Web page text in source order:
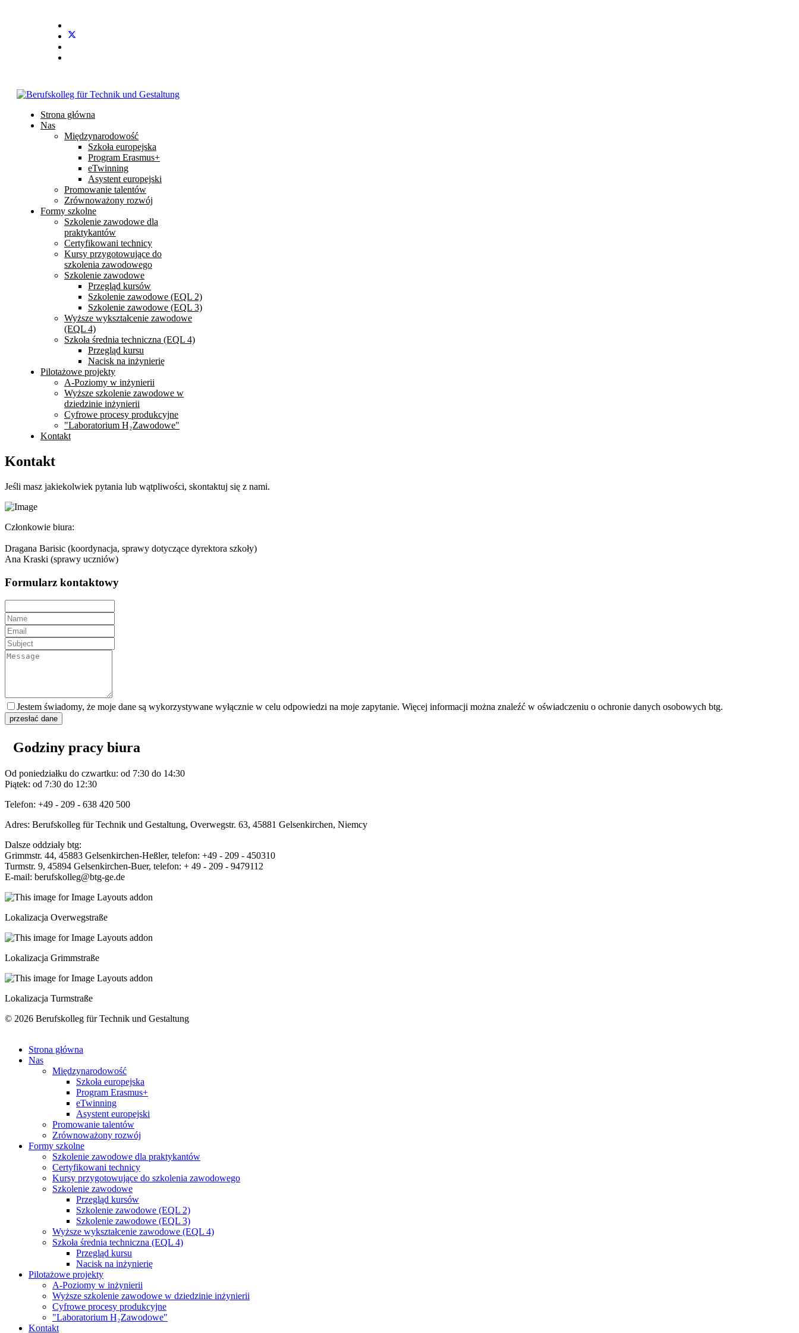
Strona główna
Nas
Międzynarodowość
Szkoła europejska
Program Erasmus+
eTwinning
Asystent europejski
Promowanie talentów
Zrównoważony rozwój
Formy szkolne
Szkolenie zawodowe dla
praktykantów
Certyfikowani technicy
Kursy przygotowujące do
szkolenia zawodowego
Szkolenie zawodowe
Przegląd kursów
Szkolenie zawodowe (EQL 2)
Szkolenie zawodowe (EQL 3)
Wyższe wykształcenie zawodowe
(EQL 4)
Szkoła średnia techniczna (EQL 4)
Przegląd kursu
Nacisk na inżynierię
Pilotażowe projekty
A-Poziomy w inżynierii
Wyższe szkolenie zawodowe w
dziedzinie inżynierii
Cyfrowe procesy produkcyjne
"Laboratorium H₂Zawodowe"
Kontakt
Kontakt
Jeśli masz jakiekolwiek pytania lub wątpliwości, skontaktuj się z nami.
Członkowie biura:
Dragana Barisic (koordynacja, sprawy dotyczące dyrektora szkoły)
Ana Kraski (sprawy uczniów)
Formularz kontaktowy
Jestem świadomy, że moje dane są wykorzystywane wyłącznie w celu odpowiedzi na moje zapytanie. Więcej informacji można znaleźć w oświadczeniu o ochronie danych osobowych btg.
przesłać dane
Godziny pracy biura
Od poniedziałku do czwartku: od 7:30 do 14:30
Piątek: od 7:30 do 12:30
Telefon: +49 - 209 - 638 420 500
Adres: Berufskolleg für Technik und Gestaltung, Overwegstr. 63, 45881 Gelsenkirchen, Niemcy
Dalsze oddziały btg:
Grimmstr. 44, 45883 Gelsenkirchen-Heßler, telefon: +49 - 209 - 450310
Turmstr. 9, 45894 Gelsenkirchen-Buer, telefon: + 49 - 209 - 9479112
E-mail: berufskolleg@btg-ge.de
Lokalizacja Overwegstraße
Lokalizacja Grimmstraße
Lokalizacja Turmstraße
© 2026 Berufskolleg für Technik und Gestaltung
Strona główna
Nas
Międzynarodowość
Szkoła europejska
Program Erasmus+
eTwinning
Asystent europejski
Promowanie talentów
Zrównoważony rozwój
Formy szkolne
Szkolenie zawodowe dla praktykantów
Certyfikowani technicy
Kursy przygotowujące do szkolenia zawodowego
Szkolenie zawodowe
Przegląd kursów
Szkolenie zawodowe (EQL 2)
Szkolenie zawodowe (EQL 3)
Wyższe wykształcenie zawodowe (EQL 4)
Szkoła średnia techniczna (EQL 4)
Przegląd kursu
Nacisk na inżynierię
Pilotażowe projekty
A-Poziomy w inżynierii
Wyższe szkolenie zawodowe w dziedzinie inżynierii
Cyfrowe procesy produkcyjne
"Laboratorium H₂Zawodowe"
Kontakt